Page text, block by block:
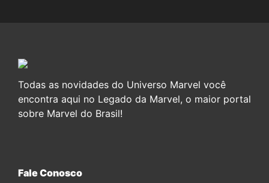
Todas as novidades do Universo Marvel você
encontra aqui no Legado da Marvel, o maior portal
sobre Marvel do Brasil!
Fale Conosco